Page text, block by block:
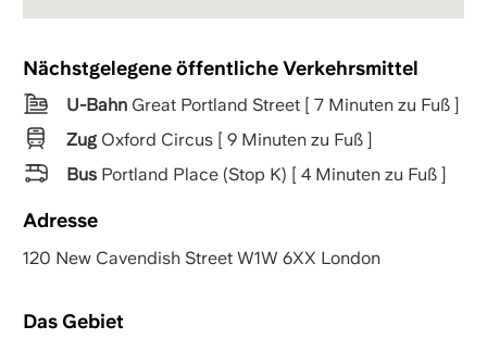
Nächstgelegene öffentliche Verkehrsmittel
U-BahnGreat Portland Street [ 7 Minuten zu Fuß ]
ZugOxford Circus [ 9 Minuten zu Fuß ]
BusPortland Place (Stop K) [ 4 Minuten zu Fuß ]
Adresse
120 New Cavendish Street W1W 6XX London
Das Gebiet